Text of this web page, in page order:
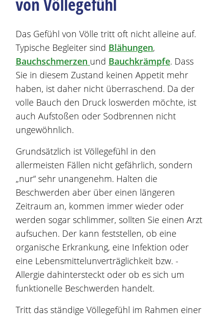
von Völlegefühl
Das Gefühl von Völle tritt oft nicht alleine auf.
Typische Begleiter sind Blähungen,
Bauchschmerzen und Bauchkrämpfe. Dass
Sie in diesem Zustand keinen Appetit mehr
haben, ist daher nicht überraschend. Da der
volle Bauch den Druck loswerden möchte, ist
auch Aufstoßen oder Sodbrennen nicht
ungewöhnlich.
Grundsätzlich ist Völlegefühl in den
allermeisten Fällen nicht gefährlich, sondern
„nur“ sehr unangenehm. Halten die
Beschwerden aber über einen längeren
Zeitraum an, kommen immer wieder oder
werden sogar schlimmer, sollten Sie einen Arzt
aufsuchen. Der kann feststellen, ob eine
organische Erkrankung, eine Infektion oder
eine Lebensmittelunverträglichkeit bzw. -
Allergie dahintersteckt oder ob es sich um
funktionelle Beschwerden handelt.
Tritt das ständige Völlegefühl im Rahmen einer